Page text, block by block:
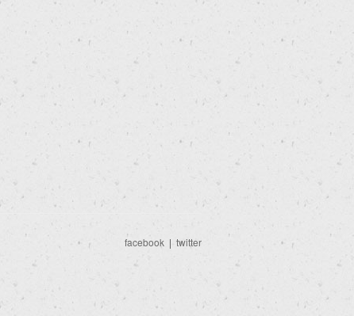
facebook | twitter